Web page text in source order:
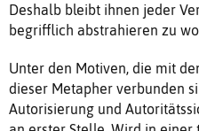
Deshalb bleibt ihnen jeder
begrifflich abstrahieren zu
Unter den Motiven, die mit
dieser Metapher verbunden
Autorisierung und